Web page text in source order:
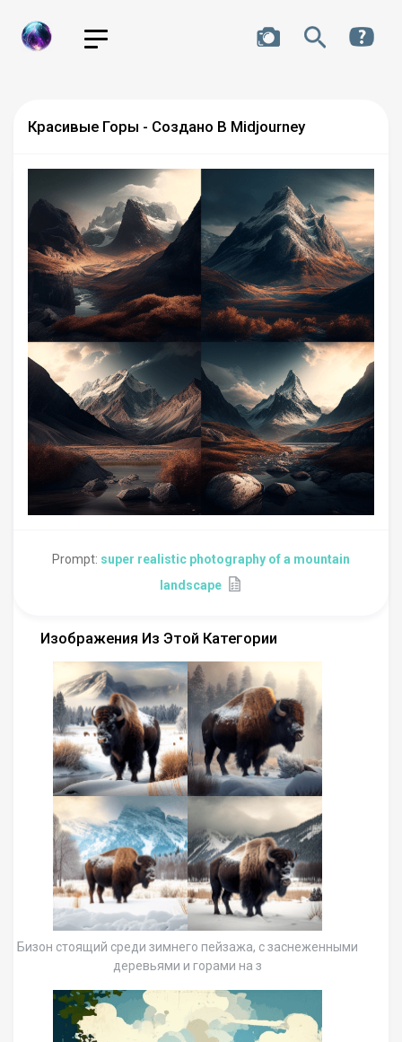
Красивые Горы - Создано В Midjourney
Prompt: super realistic photography of a mountain
landscape
Изображения Из Этой Категории
Бизон стоящий среди зимнего пейзажа, с заснеженными
деревьями и горами на з